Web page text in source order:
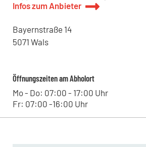
Infos zum Anbieter
Bayernstraße 14
5071 Wals
Öffnungszeiten am Abholort
Mo - Do: 07:00 - 17:00 Uhr
Fr: 07:00 -16:00 Uhr